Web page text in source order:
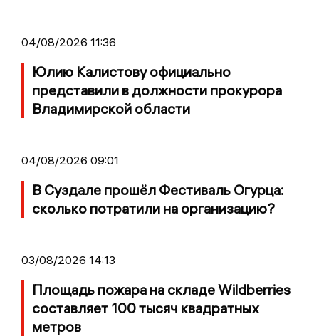
04/08/2026 11:36
Юлию Калистову официально
представили в должности прокурора
Владимирской области
04/08/2026 09:01
В Суздале прошёл Фестиваль Огурца:
сколько потратили на организацию?
03/08/2026 14:13
Площадь пожара на складе Wildberries
составляет 100 тысяч квадратных
метров